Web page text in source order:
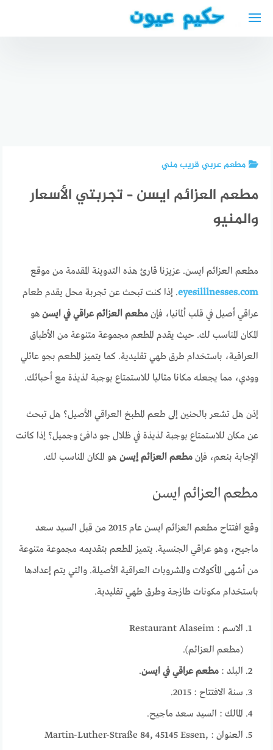
مطعم عربي قريب مني
مطعم العزائم ايسن – تجربتي الأسعار
والمنيو
مطعم العزائم ايسن. عزيزنا قارئ هذه التدوينة المقدمة من موقع
eyesilllnesses.com. إذا كنت تبحث عن تجربة محل يقدم طعام
عراقي أصيل في قلب ألمانيا، فإنمطعم العزائم عراقي في ايسن هو
المكان المناسب لك. حيث يقدم المطعم مجموعة متنوعة من الأطباق
العراقية، باستخدام طرق طهي تقليدية. كما يتميز المطعم بجو عائلي
وودي، مما يجعله مكانا مثاليا للاستمتاع بوجبة لذيذة مع أحبائك.
إذن هل تشعر بالحنين إلى طعم المطبخ العراقي الأصيل؟ هل تبحث
عن مكان للاستمتاع بوجبة لذيذة في ظلال جو دافئ وجميل؟ إذا كانت
الإجابة بنعم، فإنمطعم العزائم إيسن هو المكان المناسب لك.
مطعم العزائم ايسن
وقع افتتاح مطعم العزائم ايسن عام 2015 من قبل السيد سعد
ماجيح، وهو عراقي الجنسية. يتميز المطعم بتقديمه مجموعة متنوعة
من أشهى المأكولات والمشروبات العراقية الأصيلة. والتي يتم إعدادها
باستخدام مكونات طازجة وطرق طهي تقليدية.
الاسم : Restaurant Alaseim
(مطعم العزائم).
البلد :مطعم عراقي في ايسن.
سنة الافتتاح : 2015.
المالك : السيد سعد ماجيح.
العنوان : Martin-Luther-Straße 84, 45145 Essen,